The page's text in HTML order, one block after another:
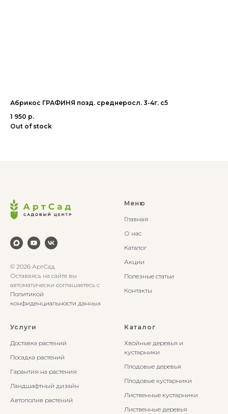
Абрикос ГРАФИНЯ позд. среднеросл. 3-4г. с5
1 950 р.
Out of stock
© 2026 АртСад
Оставаясь на сайте вы
автоматически соглашаетесь с
Политикой
конфиденциальности данных
Меню
Главная
О нас
Каталог
Акции
Полезные статьи
Контакты
Услуги
Доставка растений
Посадка растений
Гарантия на растения
Ландшафтный дизайн
Автополив растений
Каталог
Хвойные деревья и
кустарники
Плодовые деревья
Плодовые кустарники
Лиственные кустарники
Лиственные деревья